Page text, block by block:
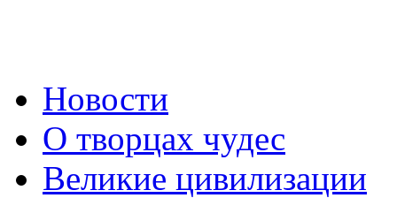
Новости
О творцах чудес
Великие цивилизации